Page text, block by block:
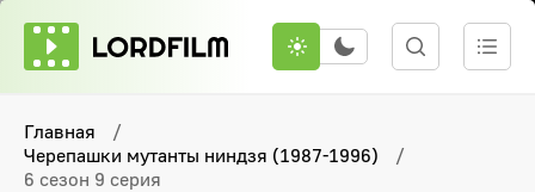
Главная
Черепашки мутанты ниндзя (1987-1996)
6 сезон 9 серия